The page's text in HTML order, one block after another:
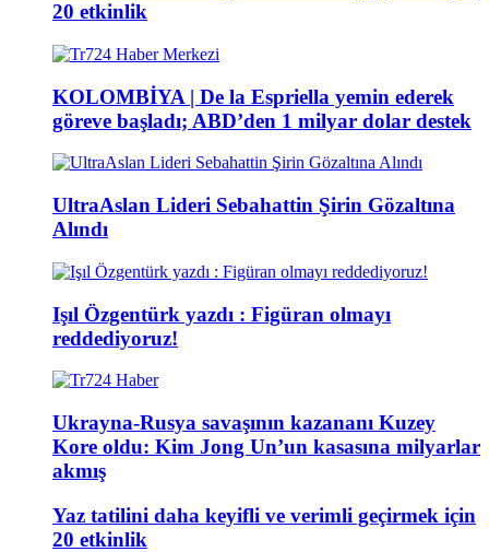
20 etkinlik
KOLOMBİYA | De la Espriella yemin ederek
göreve başladı; ABD’den 1 milyar dolar destek
UltraAslan Lideri Sebahattin Şirin Gözaltına
Alındı
Işıl Özgentürk yazdı : Figüran olmayı
reddediyoruz!
Ukrayna-Rusya savaşının kazananı Kuzey
Kore oldu: Kim Jong Un’un kasasına milyarlar
akmış
Yaz tatilini daha keyifli ve verimli geçirmek için
20 etkinlik